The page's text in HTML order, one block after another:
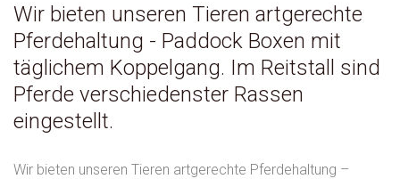
Wir bieten unseren Tieren artgerechte
Pferdehaltung - Paddock Boxen mit
täglichem Koppelgang. Im Reitstall sind
Pferde verschiedenster Rassen
eingestellt.
Wir bieten unseren Tieren artgerechte Pferdehaltung –